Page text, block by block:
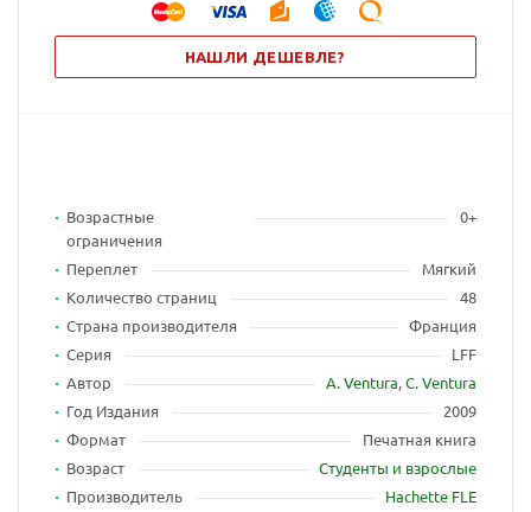
НАШЛИ ДЕШЕВЛЕ?
Возрастные
ограничения
0+
Переплет
Мягкий
Количество страниц
48
Страна производителя
Франция
Серия
LFF
Автор
A. Ventura,C. Ventura
Год Издания
2009
Формат
Печатная книга
Возраст
Студенты и взрослые
Производитель
Hachette FLE